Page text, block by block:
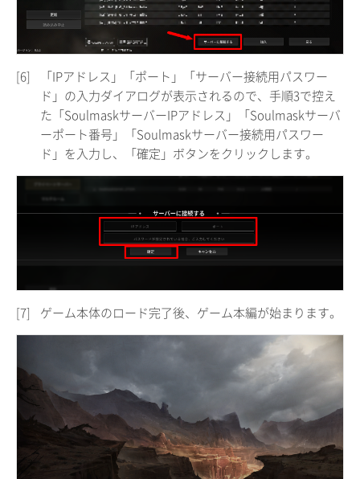
[6]
「IPアドレス」「ポート」「サーバー接続用パスワー
ド」の入力ダイアログが表示されるので、手順3で控え
た「SoulmaskサーバーIPアドレス」「Soulmaskサーバ
ーポート番号」「Soulmaskサーバー接続用パスワー
ド」を入力し、「確定」ボタンをクリックします。
[7] ゲーム本体のロード完了後、ゲーム本編が始まります。